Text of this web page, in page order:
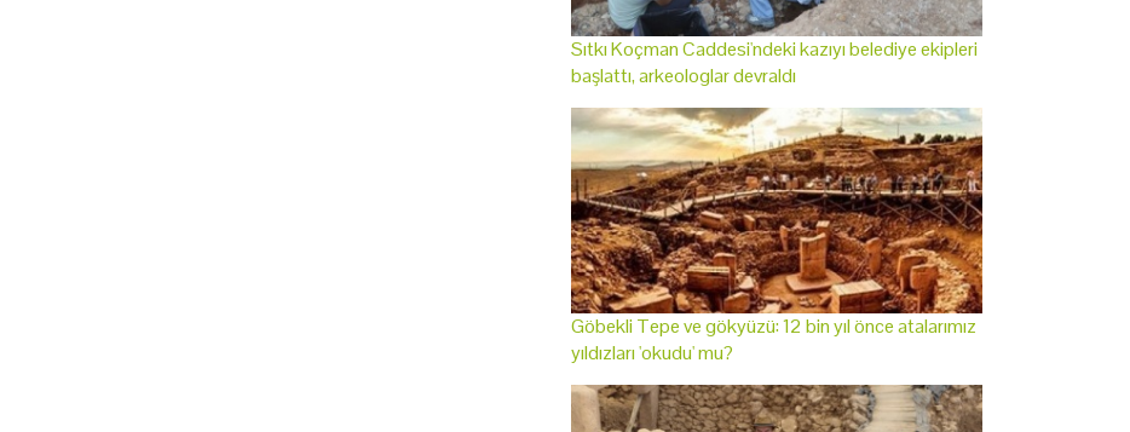
Sıtkı Koçman Caddesi'ndeki kazıyı belediye ekipleri
başlattı, arkeologlar devraldı
Göbekli Tepe ve gökyüzü: 12 bin yıl önce atalarımız
yıldızları 'okudu' mu?